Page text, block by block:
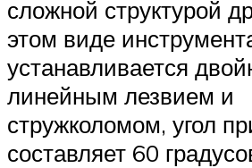
сложной структурой
этом виде
устанавливается
линейным лезвием и
стружколомом, угол
составляет 60